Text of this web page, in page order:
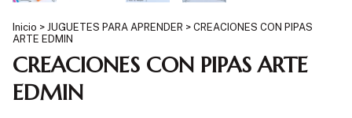
Inicio > JUGUETES PARA APRENDER > CREACIONES CON PIPAS
ARTE EDMIN
CREACIONES CON PIPAS ARTE
EDMIN